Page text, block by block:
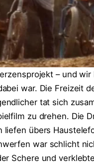
– und
war. Die Freizeit
tat sich
zu drehen. Die
liefen übers
war schlicht
Schere und